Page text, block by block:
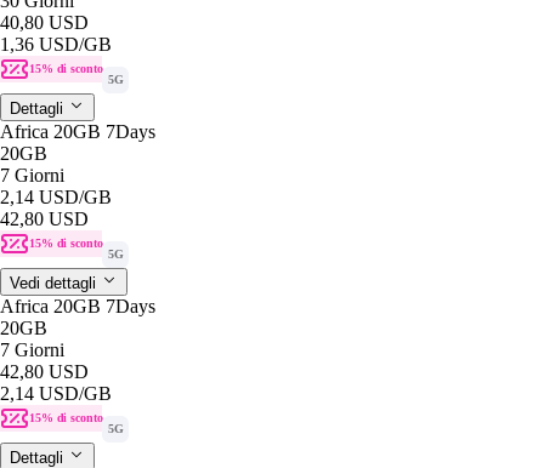
40,80 USD
1,36 USD/GB
15% di sconto
5G
Dettagli
Africa 20GB 7Days
20GB
7 Giorni
2,14 USD/GB
42,80 USD
15% di sconto
5G
Vedi dettagli
Africa 20GB 7Days
20GB
7 Giorni
42,80 USD
2,14 USD/GB
15% di sconto
5G
Dettagli